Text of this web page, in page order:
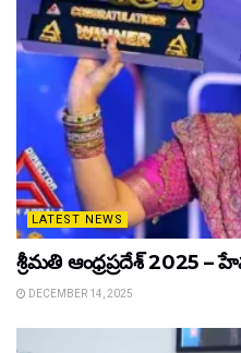
LATEST NEWS
శ్రీమతి ఆంధ్రప్రదేశ్ 2025
DECEMBER 14, 2025